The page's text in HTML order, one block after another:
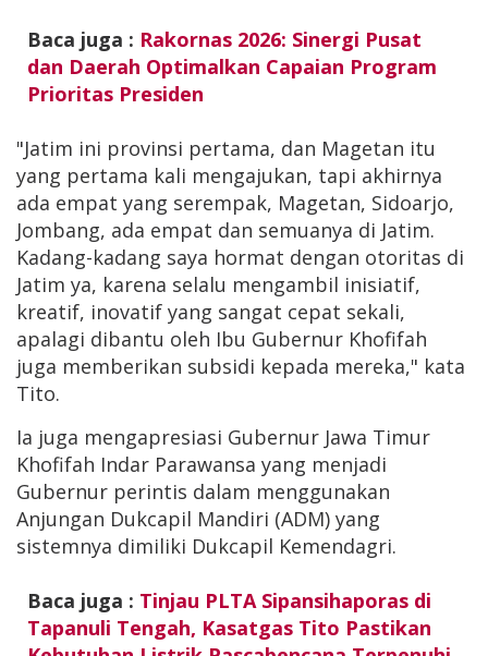
Baca juga : Rakornas 2026: Sinergi Pusat
dan Daerah Optimalkan Capaian Program
Prioritas Presiden
"Jatim ini provinsi pertama, dan Magetan itu
yang pertama kali mengajukan, tapi akhirnya
ada empat yang serempak, Magetan, Sidoarjo,
Jombang, ada empat dan semuanya di Jatim.
Kadang-kadang saya hormat dengan otoritas di
Jatim ya, karena selalu mengambil inisiatif,
kreatif, inovatif yang sangat cepat sekali,
apalagi dibantu oleh Ibu Gubernur Khofifah
juga memberikan subsidi kepada mereka," kata
Tito.
Ia juga mengapresiasi Gubernur Jawa Timur
Khofifah Indar Parawansa yang menjadi
Gubernur perintis dalam menggunakan
Anjungan Dukcapil Mandiri (ADM) yang
sistemnya dimiliki Dukcapil Kemendagri.
Baca juga : Tinjau PLTA Sipansihaporas di
Tapanuli Tengah, Kasatgas Tito Pastikan